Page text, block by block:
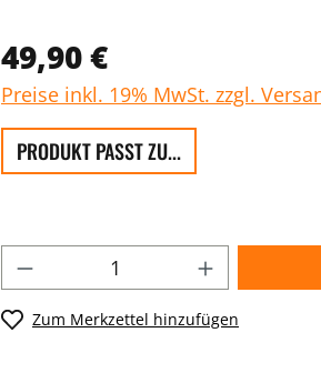
49,90 €
Preise inkl. 19% MwSt. zzgl.
PRODUKT PASST ZU...
Zum Merkzettel hinzufügen